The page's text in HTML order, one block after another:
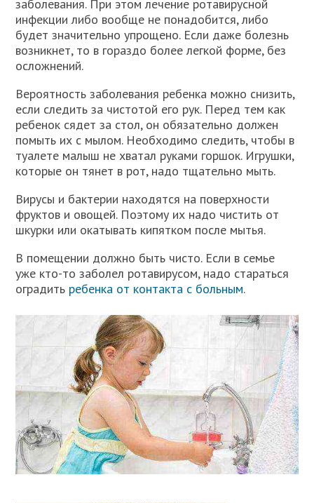
заболевания. При этом лечение ротавирусной
инфекции либо вообще не понадобится, либо
будет значительно упрощено. Если даже болезнь
возникнет, то в гораздо более легкой форме, без
осложнений.
Вероятность заболевания ребенка можно снизить,
если следить за чистотой его рук. Перед тем как
ребенок сядет за стол, он обязательно должен
помыть их с мылом. Необходимо следить, чтобы в
туалете малыш не хватал руками горшок. Игрушки,
которые он тянет в рот, надо тщательно мыть.
Вирусы и бактерии находятся на поверхности
фруктов и овощей. Поэтому их надо чистить от
шкурки или окатывать кипятком после мытья.
В помещении должно быть чисто. Если в семье
уже кто-то заболел ротавирусом, надо стараться
оградить ребенка от контакта с больным.